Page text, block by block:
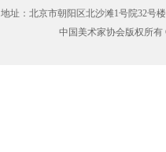
地址：北京市朝阳区北沙滩1号院32号
中国美术家协会版权所有